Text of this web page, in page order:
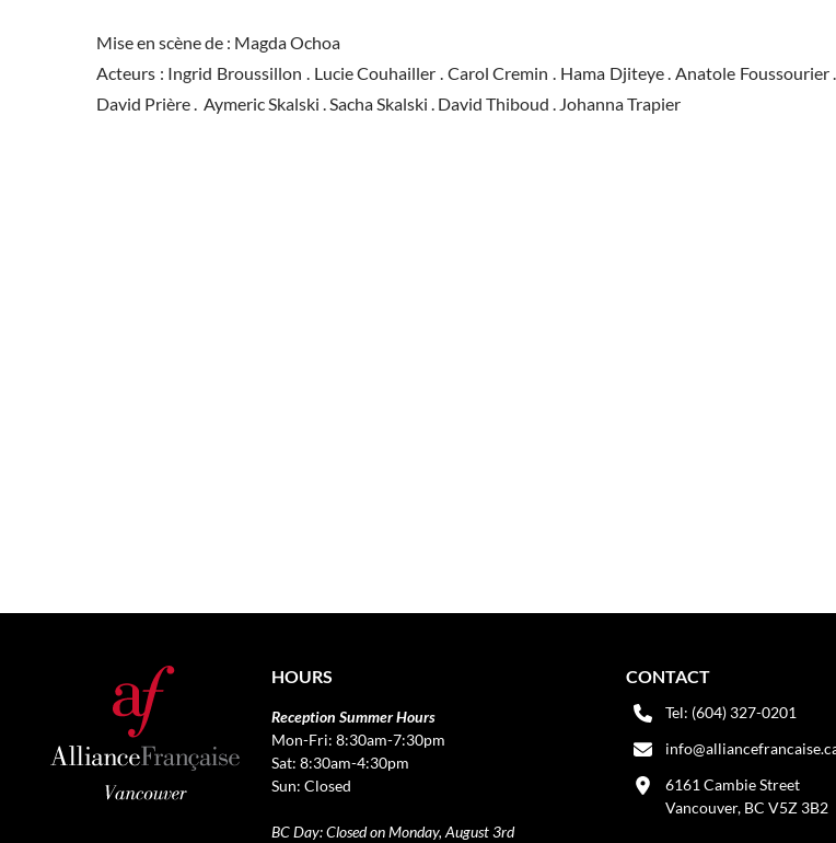
Mise en scène de : Magda Ochoa
Acteurs : Ingrid Broussillon . Lucie Couhailler . Carol Cremin . Hama Djiteye . Anatole
David Prière . Aymeric Skalski . Sacha Skalski . David Thiboud . Johanna Trapier
HOURS
Reception Summer Hours
Mon-Fri: 8:30am-7:30pm
Sat: 8:30am-4:30pm
Sun: Closed
BC Day: Closed on Monday, August 3rd
CONTACT
Tel: (604) 327-0201
6161 Cambie Street
Vancouver, BC V5Z 3B2